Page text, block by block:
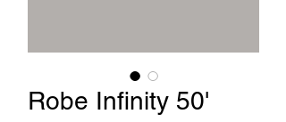
Robe Infinity 50'